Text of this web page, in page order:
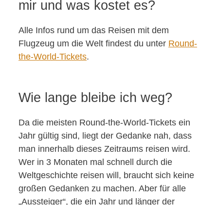
mir und was kostet es?
Alle Infos rund um das Reisen mit dem
Flugzeug um die Welt findest du unter Round-
the-World-Tickets.
Wie lange bleibe ich weg?
Da die meisten Round-the-World-Tickets ein
Jahr gültig sind, liegt der Gedanke nah, dass
man innerhalb dieses Zeitraums reisen wird.
Wer in 3 Monaten mal schnell durch die
Weltgeschichte reisen will, braucht sich keine
großen Gedanken zu machen. Aber für alle
„Aussteiger“, die ein Jahr und länger der